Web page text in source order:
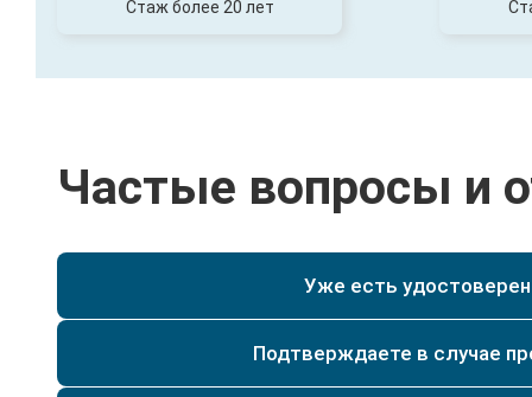
Стаж более 20 лет
Частые вопросы и
Уже есть
Да, при наличии у Вас уже действующего
Подтверждаете в случае
Да. Мы имеем действующую лицензию на
регистрируются и заносятся в реестр и архив